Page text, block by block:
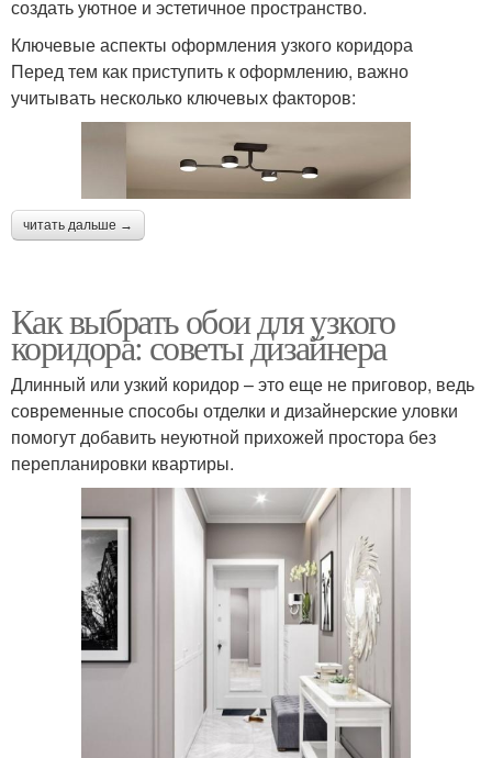
создать уютное и эстетичное пространство.
Ключевые аспекты оформления узкого коридора
Перед тем как приступить к оформлению, важно
учитывать несколько ключевых факторов:
читать дальше →
Как выбрать обои для узкого
коридора: советы дизайнера
Длинный или узкий коридор – это еще не приговор, ведь
современные способы отделки и дизайнерские уловки
помогут добавить неуютной прихожей простора без
перепланировки квартиры.